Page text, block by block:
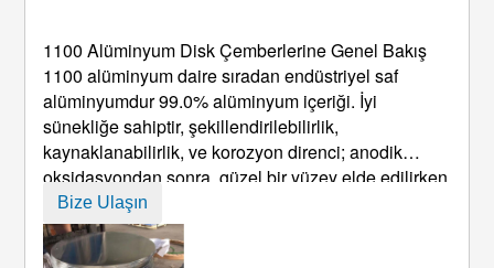
1100 Alüminyum Disk Çemberlerine Genel Bakış
1100 alüminyum daire sıradan endüstriyel saf
alüminyumdur 99.0% alüminyum içeriği. İyi
sünekliğe sahiptir, şekillendirilebilirlik,
kaynaklanabilirlik, ve korozyon direnci; anodik
oksidasyondan sonra, güzel bir yüzey elde edilirken
korozyon direnci daha da geliştirilebilir. 1100
Aluminum Circle Production Instructions Our
alüminyum daire: C'de geniş seçim yelpazesi ...
Bize Ulaşın